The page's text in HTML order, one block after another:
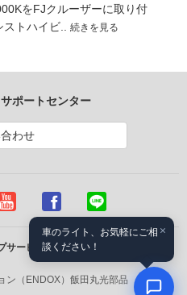
をFJクルーザーに取り付
ストハイビ.. 続きを見る
ポートセンター
わせ
サービス
（ENDOX） 飯田丸光部品
×
車のライト、お気軽にご相
談ください！